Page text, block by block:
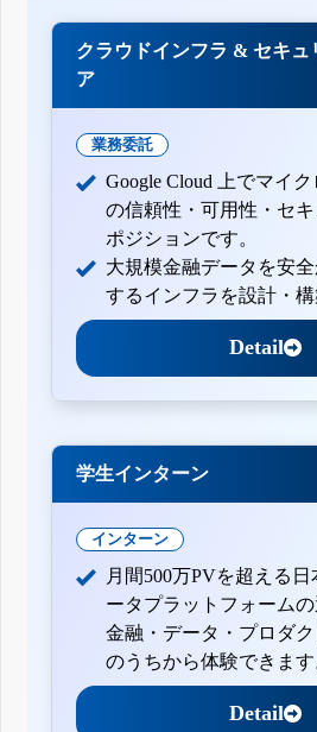
クラウドインフラ & セキュ
ア
業務委託
Google Cloud 上でマイ
の信頼性・可用性・セ
ポジションです。
大規模金融データを安
するインフラを設計・構
Detail
学生インターン
インターン
月間500万PVを超える
ータプラットフォームの
金融・データ・プロダ
のうちから体験できます
Detail